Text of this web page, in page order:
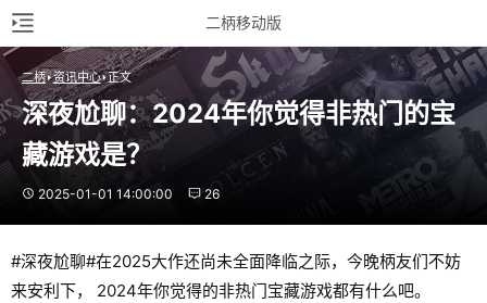
二柄移动版
二柄 资讯中心 正文
深夜尬聊：2024年你觉得非热门的宝
藏游戏是？
2025-01-01 14:00:00 26
#深夜尬聊#在2025大作还尚未全面降临之际，今晚柄友们不妨
来安利下， 2024年你觉得的非热门宝藏游戏都有什么吧。